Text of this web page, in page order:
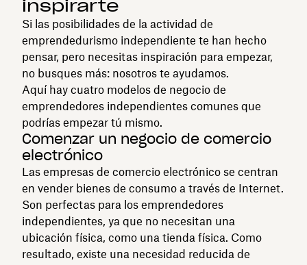
inspirarte
Si las posibilidades de la actividad de
emprendedurismo independiente te han hecho
pensar, pero necesitas inspiración para empezar,
no busques más: nosotros te ayudamos.
Aquí hay cuatro modelos de negocio de
emprendedores independientes comunes que
podrías empezar tú mismo.
Comenzar un negocio de comercio
electrónico
Las empresas de comercio electrónico se centran
en vender bienes de consumo a través de Internet.
Son perfectas para los emprendedores
independientes, ya que no necesitan una
ubicación física, como una tienda física. Como
resultado, existe una necesidad reducida de